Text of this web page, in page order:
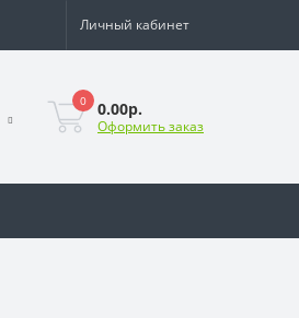
Личный кабинет
0 0.00р.
Оформить заказ